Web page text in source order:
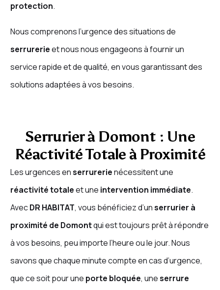
protection.
Nous comprenons l’urgence des situations de
serrurerieet nous nous engageons à fournir un
service rapide et de qualité, en vous garantissant des
solutions adaptées à vos besoins.
Serrurier à Domont : Une
Réactivité Totale à Proximité
Les urgences enserrurerienécessitent une
réactivité totaleet une intervention immédiate.
AvecDR HABITAT, vous bénéficiez d’unserrurier à
proximité de Domontqui est toujours prêt à répondre
à vos besoins, peu importe l’heure ou le jour. Nous
savons que chaque minute compte en cas d’urgence,
que ce soit pour une porte bloquée, uneserrure